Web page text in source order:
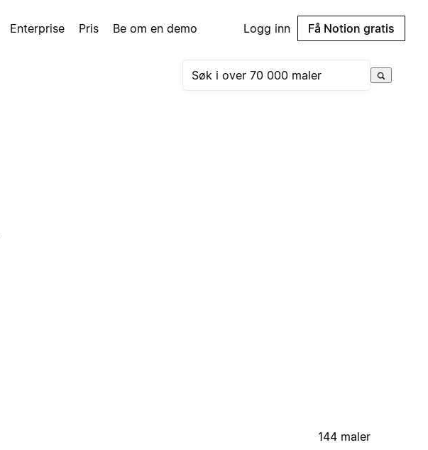
Enterprise Pris Be om en demo Logg inn Få Notion gratis
144 maler